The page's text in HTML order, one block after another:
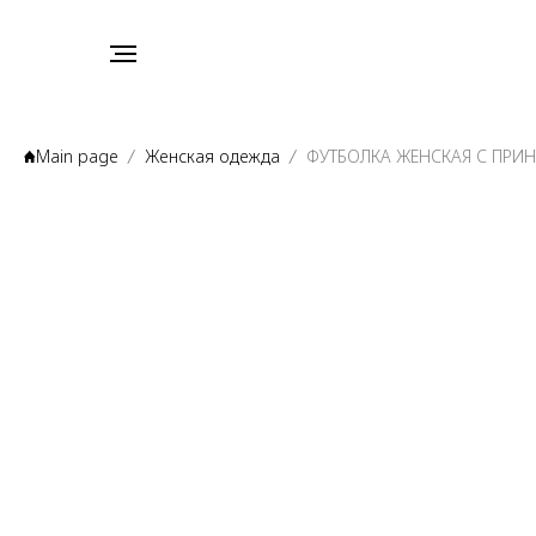
Main page Женская одежда ФУТБОЛКА ЖЕНСКАЯ С